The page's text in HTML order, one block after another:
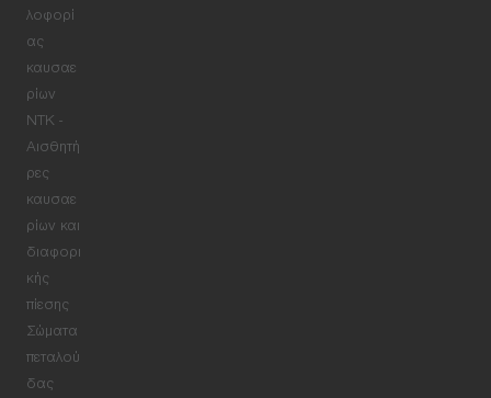
λοφορί
ας
καυσαε
ρίων
NTK -
Αισθητή
ρες
καυσαε
ρίων και
διαφορι
κής
πίεσης
Σώματα
πεταλού
δας